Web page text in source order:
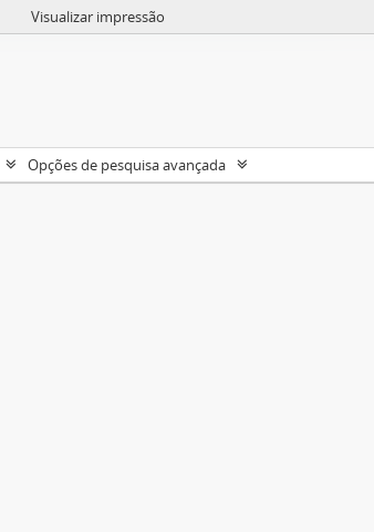
Visualizar impressão
Opções de pesquisa avançada